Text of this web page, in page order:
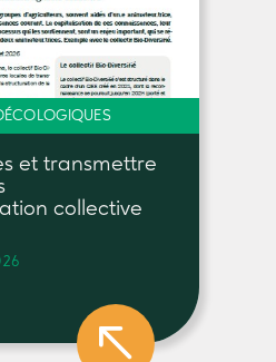
et transmettre
collective